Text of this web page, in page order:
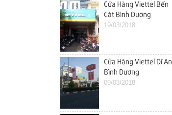
Cửa Hàng Viettel Bến
Cát Bình Dương
19/03/2018
Cửa Hàng Viettel Dĩ An
Bình Dương
09/03/2018